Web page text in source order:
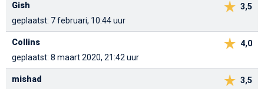
3,5
Gish
geplaatst: 7 februari, 10:44 uur
4,0
Collins
geplaatst: 8 maart 2020, 21:42 uur
3,5
mishad